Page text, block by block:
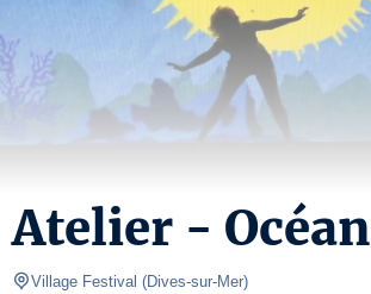
Atelier - Océan
Village Festival (Dives-sur-Mer)